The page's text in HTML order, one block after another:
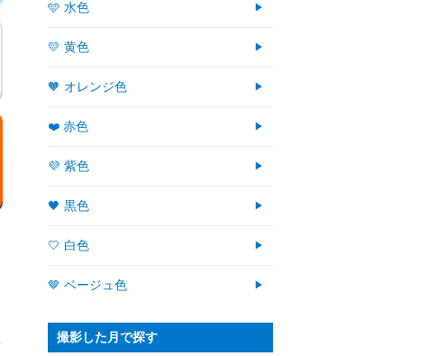
🩵 水色
💛 黄色
🧡 オレンジ色
❤️ 赤色
💜 紫色
🖤 黒色
🤍 白色
🤎 ベージュ色
撮影した月で探す